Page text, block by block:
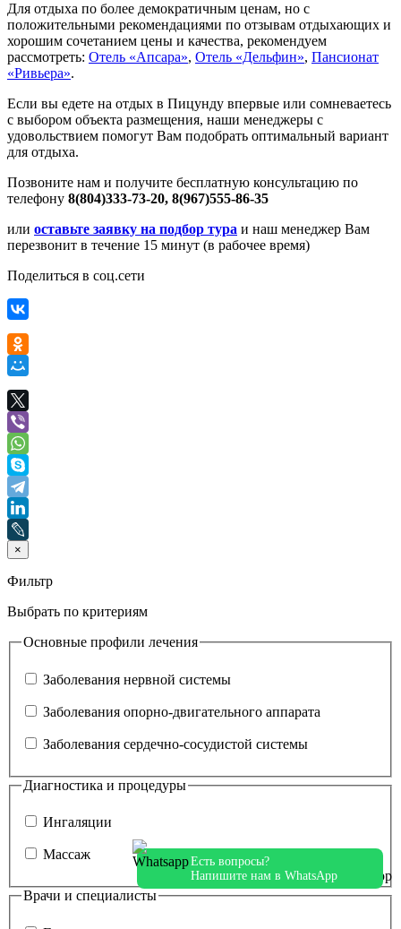
Для отдыха по более демократичным ценам, но с
положительными рекомендациями по отзывам отдыхающих и
хорошим сочетанием цены и качества, рекомендуем
рассмотреть: Отель «Апсара», Отель «Дельфин», Пансионат
«Ривьера».
Если вы едете на отдых в Пицунду впервые или сомневаетесь
с выбором объекта размещения, наши менеджеры с
удовольствием помогут Вам подобрать оптимальный вариант
для отдыха.
Позвоните нам и получите бесплатную консультацию по
телефону 8(804)333-73-20, 8(967)555-86-35
или оставьте заявку на подбор тура и наш менеджер Вам
перезвонит в течение 15 минут (в рабочее время)
Поделиться в соц.сети
×
Фильтр
Выбрать по критериям
Основные профили лечения
Заболевания нервной системы
Заболевания опорно-двигательного аппарата
Заболевания сердечно-сосудистой системы
Диагностика и процедуры
Ингаляции
Массаж
Врачи и специалисты
Есть вопросы?
Напишите нам в WhatsApp